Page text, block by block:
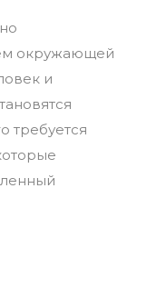
окружающей
и
требуется